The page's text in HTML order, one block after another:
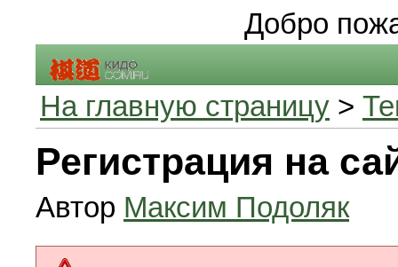
Добро
На главную страницу >
Регистрация на
Автор Максим Подоляк